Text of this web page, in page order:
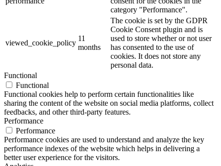
category "Performance".
viewed_cookie_policy
11
months
The cookie is set by the GDPR
Cookie Consent plugin and is
used to store whether or not user
has consented to the use of
cookies. It does not store any
personal data.
Functional
Functional
Functional cookies help to perform certain functionalities like
sharing the content of the website on social media platforms, collect
feedbacks, and other third-party features.
Performance
Performance
Performance cookies are used to understand and analyze the key
performance indexes of the website which helps in delivering a
better user experience for the visitors.